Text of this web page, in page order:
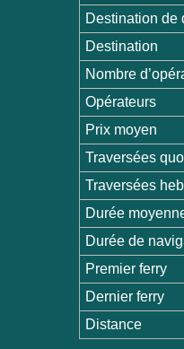
Destination de
Destination
Nombre
Opérateurs
Prix moyen
Traversées
Traversées
Durée
Durée de
Premier ferry
Dernier ferry
Distance